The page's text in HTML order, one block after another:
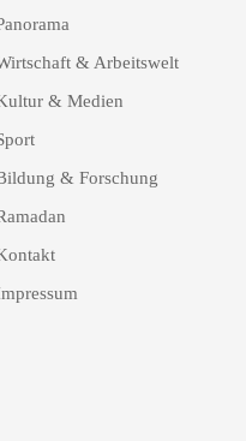
& Arbeitswelt
& Medien
& Forschung